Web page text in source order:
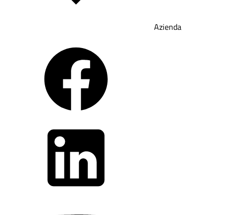
Azienda